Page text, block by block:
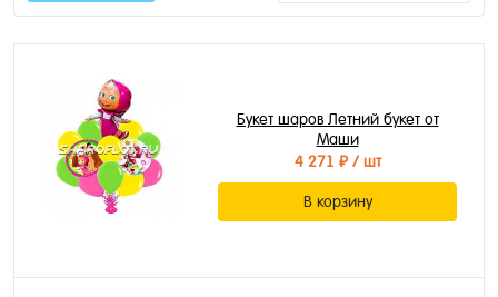
Букет шаров Летний букет от
Маши
4 271 ₽/ шт
В корзину